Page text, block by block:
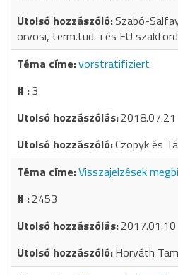
Szabó-
orvosi, term.tud.-i és EU
vorstratifiziert
3
Czopyk és
Visszajelzések
2453
Horváth